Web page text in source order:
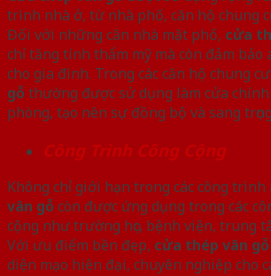
trình nhà ở, từ nhà phố, căn hộ chung
Đối với những căn nhà mặt phố, cửa
chỉ tăng tính thẩm mỹ mà còn đảm bảo
cho gia đình. Trong các căn hộ chung
gỗ thường được sử dụng làm cửa
phòng, tạo nên sự đồng bộ và sang
Công Trình Công Cộng
Không chỉ giới hạn trong các công trình
vân gỗ còn được ứng dụng trong các
cộng như trường học, bệnh viện, trung
Với ưu điểm bền đẹp, cửa thép vân gỗ
diện mạo hiện đại, chuyên nghiệp cho